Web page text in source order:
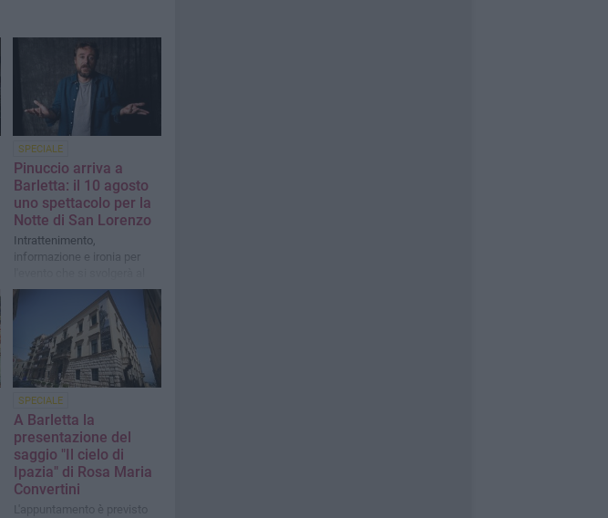
SPECIALE
Pinuccio arriva a
Barletta: il 10 agosto
uno spettacolo per la
Notte di San Lorenzo
Intrattenimento,
informazione e ironia per
Suara Beach Club
SPECIALE
A Barletta la
presentazione del
saggio "Il cielo di
Ipazia" di Rosa Maria
Convertini
L'appuntamento è previsto